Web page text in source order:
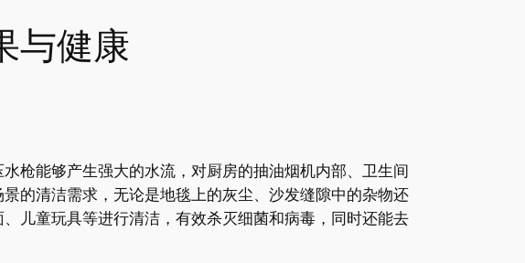
与健康
枪能够产生强大的水流，对厨房的抽油烟机内部、卫生间
的清洁需求，无论是地毯上的灰尘、沙发缝隙中的杂物还
儿童玩具等进行清洁，有效杀灭细菌和病毒，同时还能去